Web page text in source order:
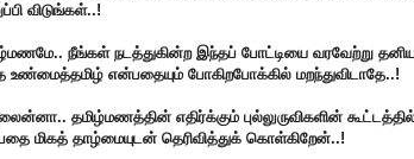
விடுங்கள்..!
நீங்கள் நடத்துகின்ற இந்தப் போட்டியை வரவேற்று
உண்மைத்தமிழ் என்பதையும் போகிறபோக்கில் மறந்துவிடாதே..!
தமிழ்மணத்தின் எதிர்க்கும் புல்லுருவிகளின்
மிகத் தாழ்மையுடன் தெரிவித்துக் கொள்கிறேன்..!